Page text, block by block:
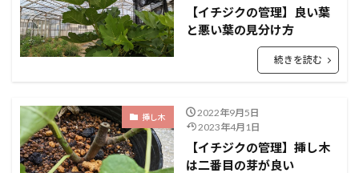
【イチジクの管理】良い葉
と悪い葉の見分け方
続きを読む
挿し木
2022年9月5日
2023年4月1日
【イチジクの管理】挿し木
は二番目の芽が良い